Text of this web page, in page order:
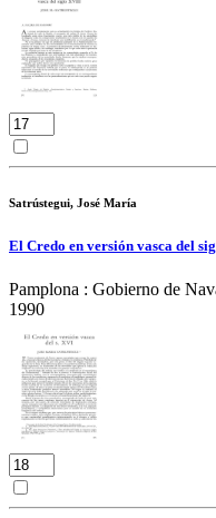
Satrústegui, José María
El Credo en versión vasca del
Pamplona : Gobierno de
1990